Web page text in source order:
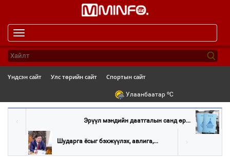
navigation
Үндсэн сайт Улс төрийн сайт Спортын сайт
Улаанбаатар oC
Эрүүл мэндийн даатгалын санд өр...
Шударга ёсыг бэхжүүлэх, авлига,...